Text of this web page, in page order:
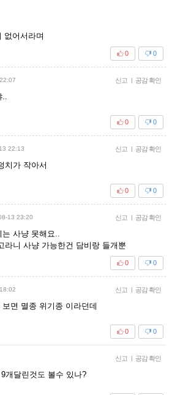
없어서라며
0
0
신고 | 공감 확인
0
0
22:13 신고 | 공감 확인
치가 작아서
0
0
13 23:20 신고 | 공감 확인
사냥 못해요..
라니 사냥 가능한건 담비랑 들개뿐
0
0
신고 | 공감 확인
면 멸종 위기종 이라던데
0
0
신고 | 공감 확인
개달린것도 볼수 있나?